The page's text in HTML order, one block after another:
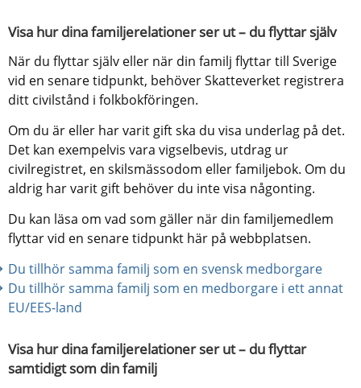
Visa hur dina familjerelationer ser ut – du flyttar själv
När du flyttar själv eller när din familj flyttar till Sverige
vid en senare tidpunkt, behöver Skatteverket registrera
ditt civilstånd i folkbokföringen.
Om du är eller har varit gift ska du visa underlag på det.
Det kan exempelvis vara vigselbevis, utdrag ur
civilregistret, en skilsmässodom eller familjebok. Om du
aldrig har varit gift behöver du inte visa någonting.
Du kan läsa om vad som gäller när din familjemedlem
flyttar vid en senare tidpunkt här på webbplatsen.
Du tillhör samma familj som en svensk medborgare
Du tillhör samma familj som en medborgare i ett annat
EU/EES-land
Visa hur dina familjerelationer ser ut – du flyttar
samtidigt som din familj